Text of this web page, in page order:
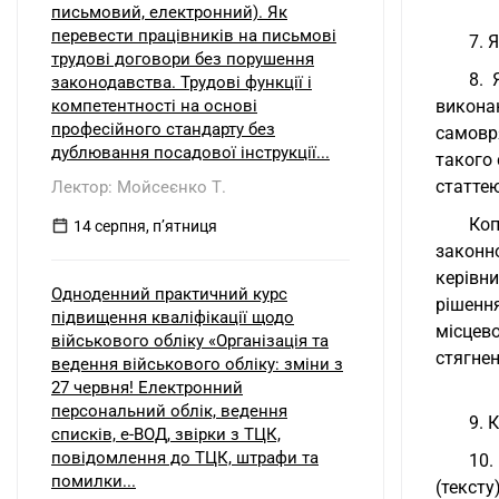
7.
8.
9.
10.
письмовий, електронний). Як
перевести працівників на письмові
трудові договори без порушення
законодавства. Трудові функції і
компетентності на основі
професійного стандарту без
дублювання посадової інструкції...
Лектор: Мойсеєнко Т.
14 серпня, пʼятниця
Одноденний практичний курс
підвищення кваліфікації щодо
військового обліку «Організація та
ведення військового обліку: зміни з
27 червня! Електронний
персональний облік, ведення
списків, е-ВОД, звірки з ТЦК,
повідомлення до ТЦК, штрафи та
помилки...